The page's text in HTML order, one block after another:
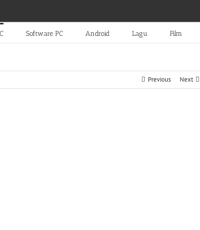
Software PC Android Lagu Film
Previous Next